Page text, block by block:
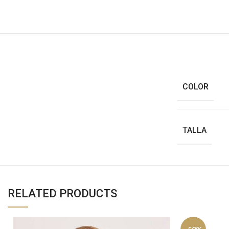
COLOR
TALLA
RELATED PRODUCTS